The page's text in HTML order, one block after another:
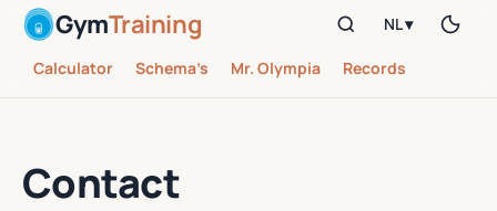
GymTraining
Calculator Schema’s Mr. Olympia Records
NL ▾
Contact